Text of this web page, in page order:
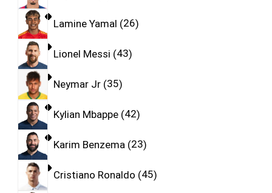
Lamine Yamal 26
Lionel Messi 43
Neymar Jr 35
Kylian Mbappe 42
Karim Benzema 23
Cristiano Ronaldo 45